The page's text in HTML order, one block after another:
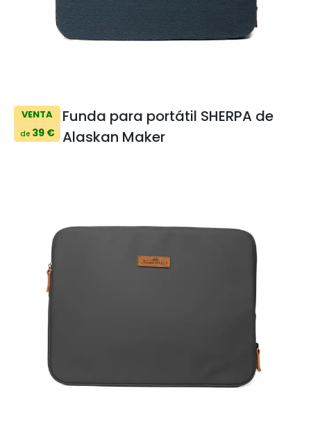
VENTA
de39 €
Funda para portátil SHERPA de
Alaskan Maker